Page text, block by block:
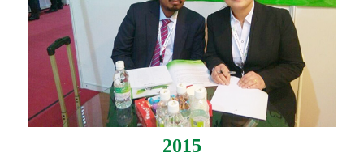
2015